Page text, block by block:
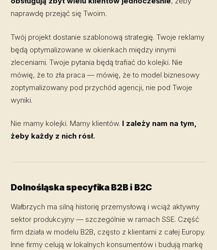
naprawdę przejąć się Twoim.
Twój projekt dostanie szablonową strategię. Twoje reklamy
będą optymalizowane w okienkach między innymi
zleceniami. Twoje pytania będą trafiać do kolejki. Nie
mówię, że to zła praca — mówię, że to model biznesowy
zoptymalizowany pod przychód agencji, nie pod Twoje
wyniki.
Nie mamy kolejki. Mamy klientów. I zależy nam na tym,
żeby każdy z nich rósł.
Dolnośląska specyfika B2B i B2C
Wałbrzych ma silną historię przemysłową i wciąż aktywny
sektor produkcyjny — szczególnie w ramach SSE. Część
firm działa w modelu B2B, często z klientami z całej Europy.
Inne firmy celują w lokalnych konsumentów i budują markę